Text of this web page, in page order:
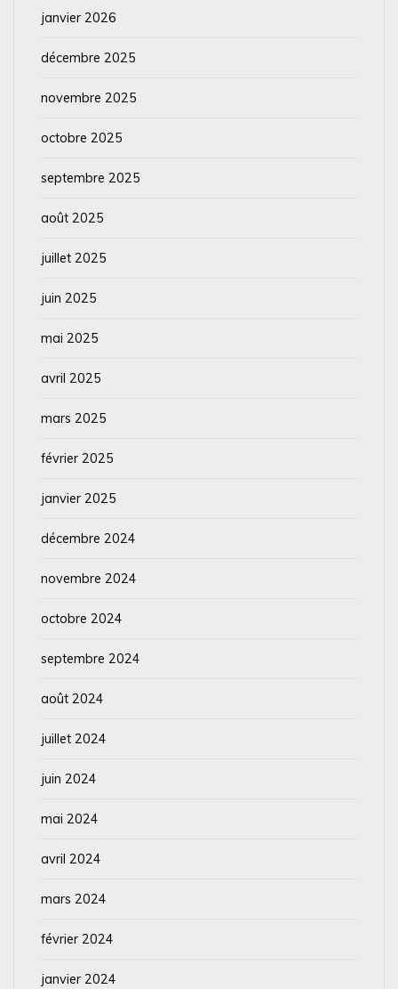
janvier 2026
décembre 2025
novembre 2025
octobre 2025
septembre 2025
août 2025
juillet 2025
juin 2025
mai 2025
avril 2025
mars 2025
février 2025
janvier 2025
décembre 2024
novembre 2024
octobre 2024
septembre 2024
août 2024
juillet 2024
juin 2024
mai 2024
avril 2024
mars 2024
février 2024
janvier 2024